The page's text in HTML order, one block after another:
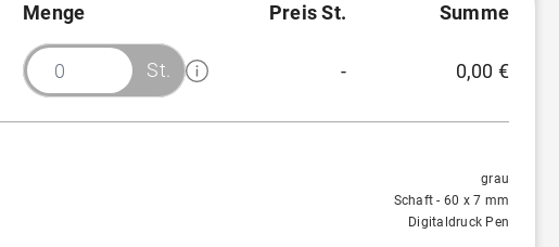
Menge Preis St. Summe
St. - 0,00 €
grau
Schaft - 60 x 7 mm
Digitaldruck Pen